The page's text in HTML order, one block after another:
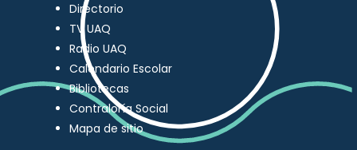
Directorio
TV UAQ
Radio UAQ
Calendario Escolar
Bibliotecas
Contraloría Social
Mapa de sitio